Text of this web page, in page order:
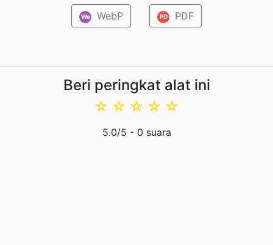
We WebP PD PDF
Beri peringkat alat ini
☆
☆
☆
☆
☆
5.0/5 - 0 suara